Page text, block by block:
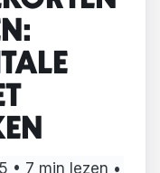
• 7 min lezen •